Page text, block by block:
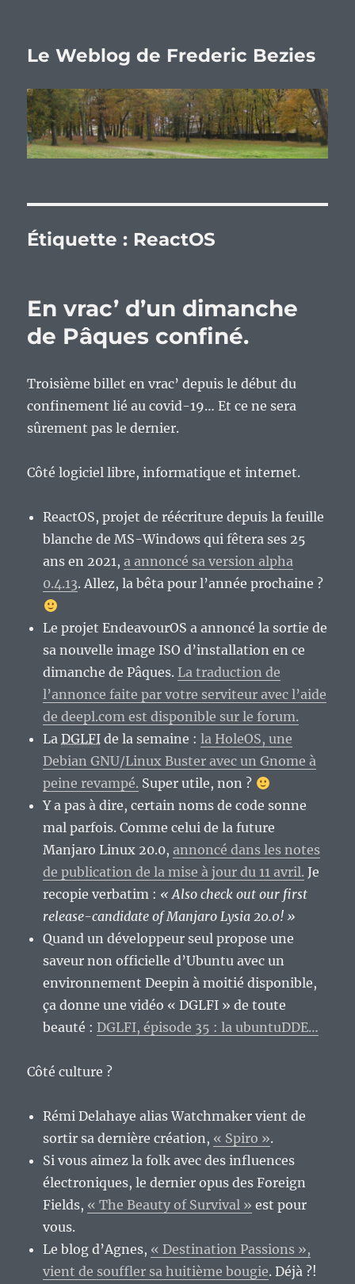
Le Weblog de Frederic Bezies
Étiquette : ReactOS
En vrac’ d’un dimanche
de Pâques confiné.
Troisième billet en vrac’ depuis le début du
confinement lié au covid-19… Et ce ne sera
sûrement pas le dernier.
Côté logiciel libre, informatique et internet.
ReactOS, projet de réécriture depuis la feuille
blanche de MS-Windows qui fêtera ses 25
ans en 2021,a annoncé sa version alpha
0.4.13. Allez, la bêta pour l’année prochaine ?
Le projet EndeavourOS a annoncé la sortie de
sa nouvelle image ISO d’installation en ce
dimanche de Pâques. La traduction de
l’annonce faite par votre serviteur avec l’aide
de deepl.com est disponible sur le forum.
LaDGLFI de la semaine :la HoleOS, une
Debian GNU/Linux Buster avec un Gnome à
peine revampé. Super utile, non ?
Y a pas à dire, certain noms de code sonne
mal parfois. Comme celui de la future
Manjaro Linux 20.0,annoncé dans les notes
de publication de la mise à jour du 11 avril. Je
recopie verbatim : « Also check out our first
release-candidate of Manjaro Lysia 20.0! »
Quand un développeur seul propose une
saveur non officielle d’Ubuntu avec un
environnement Deepin à moitié disponible,
ça donne une vidéo « DGLFI » de toute
beauté :DGLFI, épisode 35 : la ubuntuDDE…
Côté culture ?
Rémi Delahaye alias Watchmaker vient de
sortir sa dernière création, « Spiro ».
Si vous aimez la folk avec des influences
électroniques, le dernier opus des Foreign
Fields, « The Beauty of Survival » est pour
vous.
Le blog d’Agnes, « Destination Passions »,
vient de souffler sa huitième bougie. Déjà ?!